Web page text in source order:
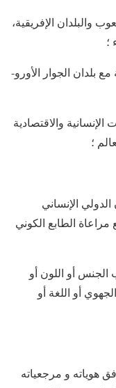
والبلدان الإفريقية،
؛
بلدان الجوار الأورو-
والاقتصادية
؛
الإنساني
الطابع الكوني
أو اللون أو
أو اللغة أو
هوياته و مرجعياته